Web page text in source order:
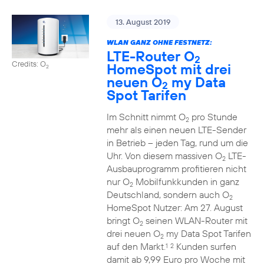
Credits: O2
13. August 2019
WLAN GANZ OHNE FESTNETZ:
LTE-Router O2
HomeSpot mit drei
neuen O2 my Data
Spot Tarifen
Im Schnitt nimmt O2pro Stunde
mehr als einen neuen LTE-Sender
in Betrieb – jeden Tag, rund um die
Uhr. Von diesem massiven O2LTE-
Ausbauprogramm profitieren nicht
nur O2Mobilfunkkunden in ganz
Deutschland, sondern auch O2
HomeSpot Nutzer: Am 27. August
bringt O2seinen WLAN-Router mit
drei neuen O2my Data Spot Tarifen
auf den Markt.1 2Kunden surfen
damit ab 9,99 Euro pro Woche mit